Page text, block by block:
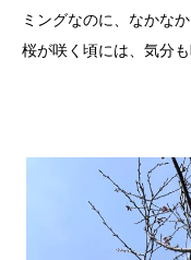
ミングなのに、なかな
桜が咲く頃には、気分